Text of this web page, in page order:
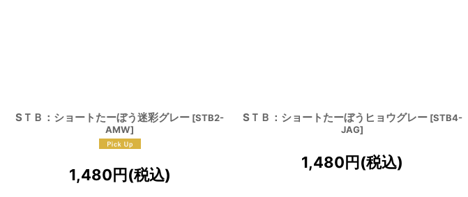
SＴＢ：ショートたーぼう迷彩グレー [STB2-
AMW]
1,480円(税込)
SＴＢ：ショートたーぼうヒョウグレー [STB4-
JAG]
1,480円(税込)